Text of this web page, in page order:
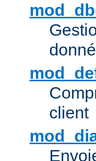
client